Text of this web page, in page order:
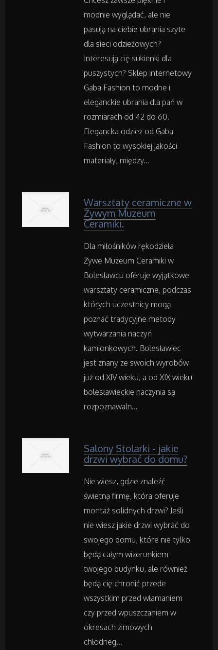
Inne Sklepy
Maszyny Specjalistyczne
Maszyny
Narzędzia
Przemysł Metalowy
Części Samochodowe
Wynajem
Usługi Motoryzacyjne
Salony, Komisy
Materiały Promocyjne
Agencje Reklamowe
Materiały Reklamowe
Inne Agencje
Rekreacja
Hobby
Zajęcia Sportowe i Rekreacyjne
Serwis
Informatyczne
Restauracje, Catering
Fotografia
modnie wyglądać, ale nie
pasują na ciebie ubrania szyte
dla sieci odzieżowych?
Interesują cię sukienki dla
puszystych? Sklep internetowy
Gaba Fashion to modne i
eleganckie ubrania dla pań w
rozmiarach od 42 do 60.
Elegancka odzież od Gaba
Fashion to wysokiej jakości
materiały, między...
Warsztaty ceramiczne w
Żywym Muzeum
Ceramiki.
Dla miłośników rękodzieła
Żywe Muzeum Ceramiki w
Bolesławcu oferuje wyjątkowe
warsztaty ceramiczne, podczas
których uczestnicy mogą
poznać tradycyjne metody
wytwarzania naczyń
kamionkowych. Bolesławiec
jest znany ze swoich wyrobów
już od XIV wieku, a od XIX wieku
bolesławieckie naczynia są
rozpoznawaln...
Salony Stolarki - jakie
drzwi wybrać do domu?
Nie wiesz, gdzie znaleźć
świetną firmę, która oferuje
montaż solidnych drzwi? Jeśli
nie wiesz jakie drzwi wybrać do
swojego domu, które nie tylko
będą całym wizerunkiem
twojego budynku, ale również
będą cię chronić przede
wszystkim przed włamaniem
czy przed wpuszczaniem w
okresach zimowych
chłodneg...